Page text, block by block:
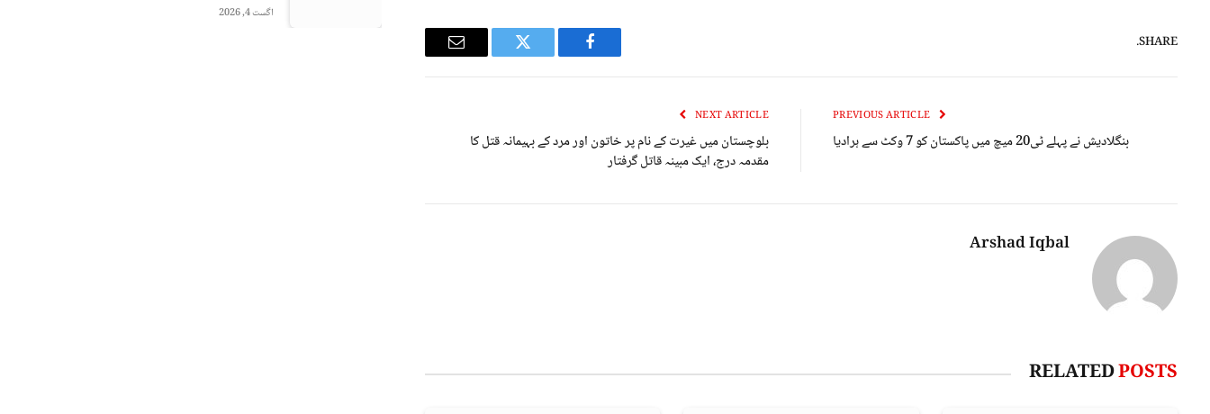
SHARE.
Facebook
Twitter
Email
بنگلادیش نے پہلے ٹی20 میچ میں پاکستان کو 7 وکٹ سے ہرادیا
NEXT ARTICLE
بلوچستان میں غيرت کے نام پر خاتون اور مرد کے بہیمانہ قتل کا
مقدمہ درج، ایک مبينہ قاتل گرفتار
Arshad Iqbal
RELATEDPOSTS
اگست 4, 2026